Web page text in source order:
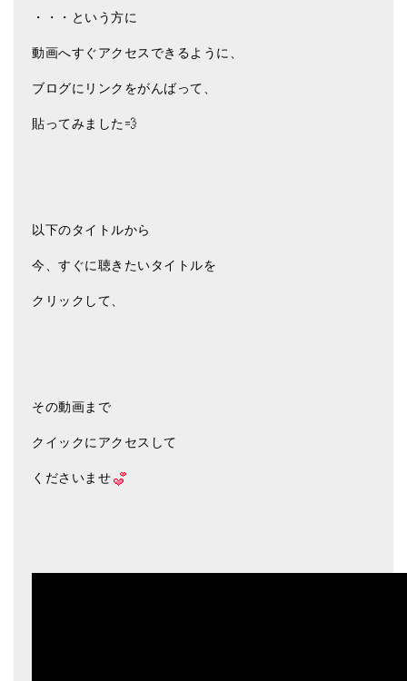
・・・という方に
動画へすぐアクセスできるように、
ブログにリンクをがんばって、
貼ってみました💨
以下のタイトルから
今、すぐに聴きたいタイトルを
クリックして、
その動画まで
クイックにアクセスして
くださいませ